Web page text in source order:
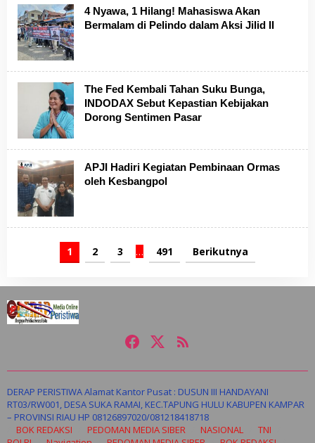
4 Nyawa, 1 Hilang! Mahasiswa Akan
Bermalam di Pelindo dalam Aksi Jilid II
The Fed Kembali Tahan Suku Bunga,
INDODAX Sebut Kepastian Kebijakan
Dorong Sentimen Pasar
APJI Hadiri Kegiatan Pembinaan Ormas
oleh Kesbangpol
1 2 3 … 491 Berikutnya
DERAP PERISTIWA Alamat Kantor Pusat : DUSUN III HANDAYANI
RT03/RW001, DESA SUKA RAMAI, KEC.TAPUNG HULU KABUPEN KAMPAR
– PROVINSI RIAU HP 08126897020/081218418718
BOK REDAKSI
PEDOMAN MEDIA SIBER NASIONAL
TNI